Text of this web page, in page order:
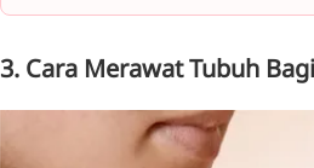
3. Cara Merawat Tubuh